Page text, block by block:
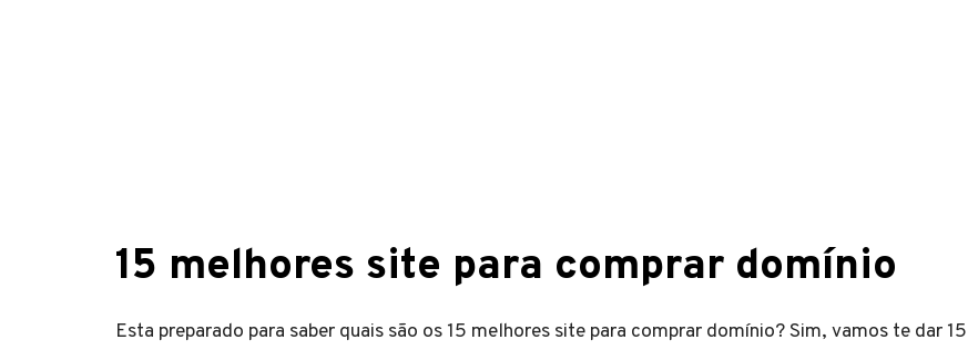
15 melhores site para comprar domínio
Esta preparado para saber quais são os 15 melhores site para comprar domínio? Sim, vamos te dar 15